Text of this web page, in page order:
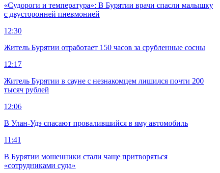
«Судороги и температура»: В Бурятии врачи спасли малышку
с двусторонней пневмонией
12:30
Житель Бурятии отработает 150 часов за срубленные сосны
12:17
Житель Бурятии в сауне с незнакомцем лишился почти 200
тысяч рублей
12:06
В Улан-Удэ спасают провалившийся в яму автомобиль
11:41
В Бурятии мошенники стали чаще притворяться
«сотрудниками суда»